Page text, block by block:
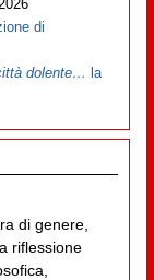
di
dolente… la
di genere,
riflessione